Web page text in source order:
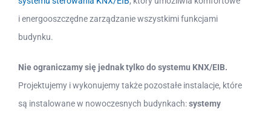
i energooszczędne zarządzanie wszystkimi funkcjami
budynku.
Nie ograniczamy się jednak tylko do systemu KNX/EIB.
Projektujemy i wykonujemy także pozostałe instalacje, które
są instalowane w nowoczesnych budynkach:systemy